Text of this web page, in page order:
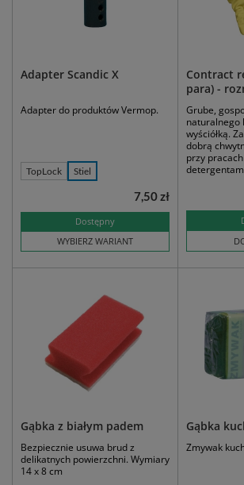
Adapter Scandic X
Adapter do produktów Vermop.
TopLock Stiel
Dostępny
WYBIERZ WARIANT
7,50 zł
Contract
para) -
Grube,
naturalnego
wyściółką.
dobrą
przy
Gąbka z białym padem
Bezpiecznie usuwa brud z
delikatnych powierzchni. Wymiary
14 x 8 cm
Gąbka
Zmywak